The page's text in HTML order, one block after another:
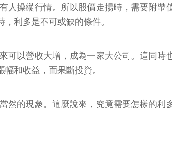
人操縱行情。所以股價走揚時，需要附帶
利多是不可或缺的條件。
可以營收大增，成為一家大公司。這同時
和收益，而果斷投資。
然的現象。這麼說來，究竟需要怎樣的利